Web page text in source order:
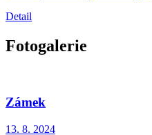
Detail
Fotogalerie
Zámek
13. 8. 2024